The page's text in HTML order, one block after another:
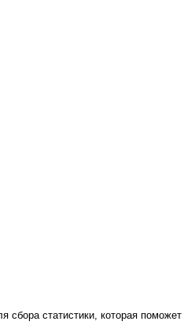
статистики, которая